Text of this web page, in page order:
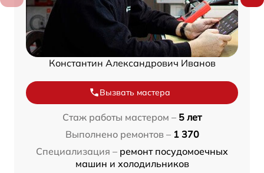
Константин Александрович Иванов
Вызвать мастера
Стаж работы мастером – 5 лет
Выполнено ремонтов – 1 370
Специализация – ремонт посудомоечных
машин и холодильников